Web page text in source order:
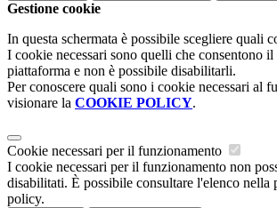
Gestione cookie
In questa schermata è possibile scegliere quali
I cookie necessari sono quelli che consentono
piattaforma e non è possibile disabilitarli.
Per conoscere quali sono i cookie necessari al
visionare la COOKIE POLICY.
Cookie necessari per il funzionamento
I cookie necessari per il funzionamento non
disabilitati. È possibile consultare l'elenco nella
policy.